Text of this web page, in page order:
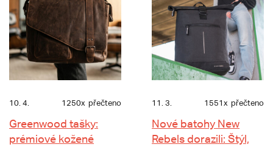
10. 4. 1250x přečteno
Greenwood tašky:
prémiové kožené
11. 3. 1551x přečteno
Nové batohy New
Rebels dorazili: Štýl,